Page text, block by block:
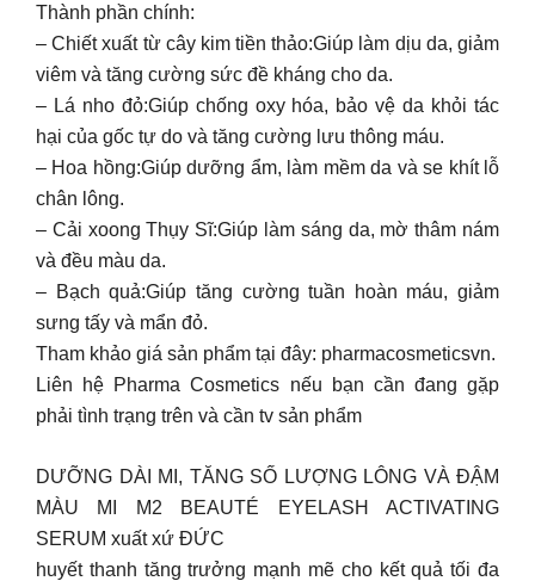
Thành phần chính:
– Chiết xuất từ cây kim tiền thảo:Giúp làm dịu da, giảm
viêm và tăng cường sức đề kháng cho da.
– Lá nho đỏ:Giúp chống oxy hóa, bảo vệ da khỏi tác
hại của gốc tự do và tăng cường lưu thông máu.
– Hoa hồng:Giúp dưỡng ẩm, làm mềm da và se khít lỗ
chân lông.
– Cải xoong Thụy Sĩ:Giúp làm sáng da, mờ thâm nám
và đều màu da.
– Bạch quả:Giúp tăng cường tuần hoàn máu, giảm
sưng tấy và mẩn đỏ.
Tham khảo giá sản phẩm tại đây: pharmacosmeticsvn.
Liên hệ Pharma Cosmetics nếu bạn cần đang gặp
phải tình trạng trên và cần tv sản phẩm
DƯỠNG DÀI MI, TĂNG SỐ LƯỢNG LÔNG VÀ ĐẬM
MÀU MI M2 BEAUTÉ EYELASH ACTIVATING
SERUM xuất xứ ĐỨC
huyết thanh tăng trưởng mạnh mẽ cho kết quả tối đa